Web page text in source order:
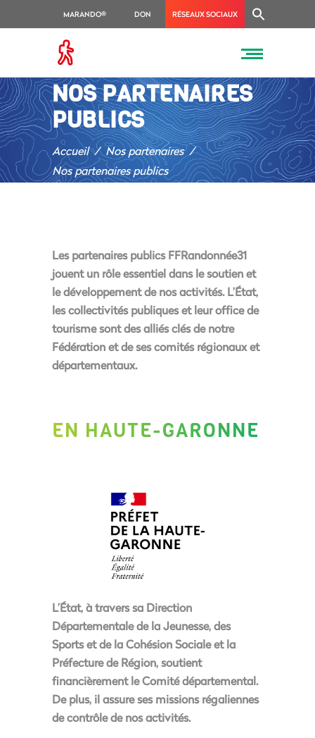
MARANDO® DON RÉSEAUX SOCIAUX
NOS PARTENAIRES
PUBLICS
Accueil/Nos partenaires/
Nos partenaires publics
Les partenaires publics FFRandonnée31
jouent un rôle essentiel dans le soutien et
le développement de nos activités. L’État,
les collectivités publiques et leur office de
tourisme sont des alliés clés de notre
Fédération et de ses comités régionaux et
départementaux.
EN HAUTE-GARONNE
L’État, à travers sa Direction
Départementale de la Jeunesse, des
Sports et de la Cohésion Sociale et la
Préfecture de Région, soutient
financièrement le Comité départemental.
De plus, il assure ses missions régaliennes
de contrôle de nos activités.